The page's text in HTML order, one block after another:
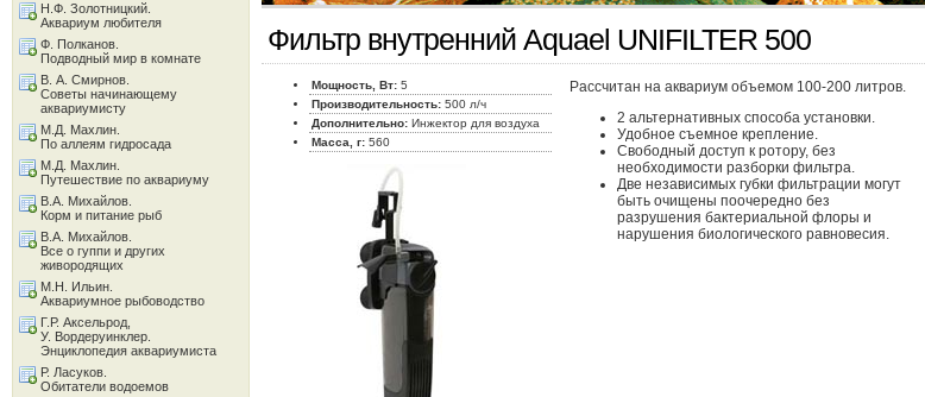
Фильтр внутренний Aquael UNIFILTER 500
Мощность, Вт: 5
Производительность: 500 л/ч
Дополнительно: Инжектор для воздуха
Масса, г: 560
Рассчитан на аквариум объемом 100-200 литров.
2 альтернативных способа установки.
Удобное съемное крепление.
Свободный доступ к ротору, без
необходимости разборки фильтра.
Две независимых губки фильтрации могут
быть очищены поочередно без
разрушения бактериальной флоры и
нарушения биологического равновесия.
Н.Ф. Золотницкий.
Аквариум любителя
Ф. Полканов.
Подводный мир в комнате
В. А. Смирнов.
Советы начинающему
аквариумисту
М.Д. Махлин.
По аллеям гидросада
М.Д. Махлин.
Путешествие по аквариуму
В.А. Михайлов.
Корм и питание рыб
В.А. Михайлов.
Все о гуппи и других
живородящих
М.Н. Ильин.
Аквариумное рыбоводство
Г.Р. Аксельрод,
У. Вордеруинклер.
Энциклопедия аквариумиста
Р. Ласуков.
Обитатели водоемов